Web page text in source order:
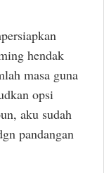
hendak
masa guna
opsi
aku sudah
pandangan